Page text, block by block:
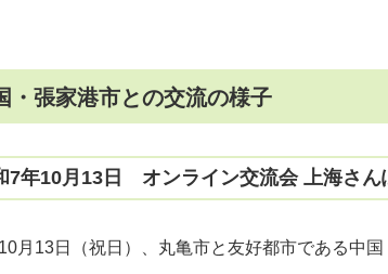
・張家港市との交流の様子
7年10月13日 オンライン交流会 上海さ
月13日（祝日）、丸亀市と友好都市である中